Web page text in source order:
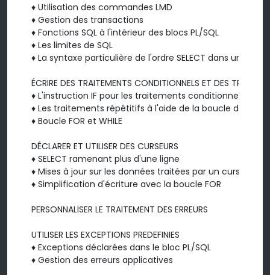
♦ Utilisation des commandes LMD
♦ Gestion des transactions
♦ Fonctions SQL à l'intérieur des blocs PL/SQL
♦ Les limites de SQL
♦ La syntaxe particulière de l'ordre SELECT dans un bloc
ÉCRIRE DES TRAITEMENTS CONDITIONNELS ET DES
♦ L'instruction IF pour les traitements conditionnels
♦ Les traitements répétitifs à l'aide de la boucle de base
♦ Boucle FOR et WHILE
DÉCLARER ET UTILISER DES CURSEURS
♦ SELECT ramenant plus d'une ligne
♦ Mises à jour sur les données traitées par un curseur
♦ Simplification d'écriture avec la boucle FOR
PERSONNALISER LE TRAITEMENT DES ERREURS
UTILISER LES EXCEPTIONS PREDEFINIES
♦ Exceptions déclarées dans le bloc PL/SQL
♦ Gestion des erreurs applicatives